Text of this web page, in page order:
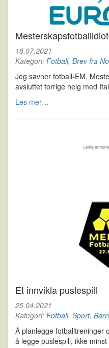
18.07.2021
Kategori: Fotball, Brev fra
Jeg savner fotball-EM.
avsluttet forrige helg med
Les mer…
Et innvikla puslespill
25.04.2021
Kategori: Fotball, Sport,
Å planlegge fotballtreninger
å legge puslespill, ikke